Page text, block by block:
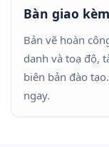
Bàn giao
Bản vẽ hoàn
danh và toạ độ,
biên bản đào
ngay.